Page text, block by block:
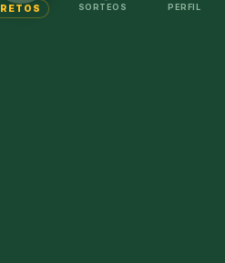
RETOS SORTEOS PERFIL